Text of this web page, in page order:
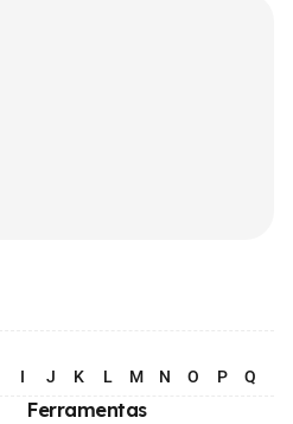
I J K L M N O P Q
Ferramentas